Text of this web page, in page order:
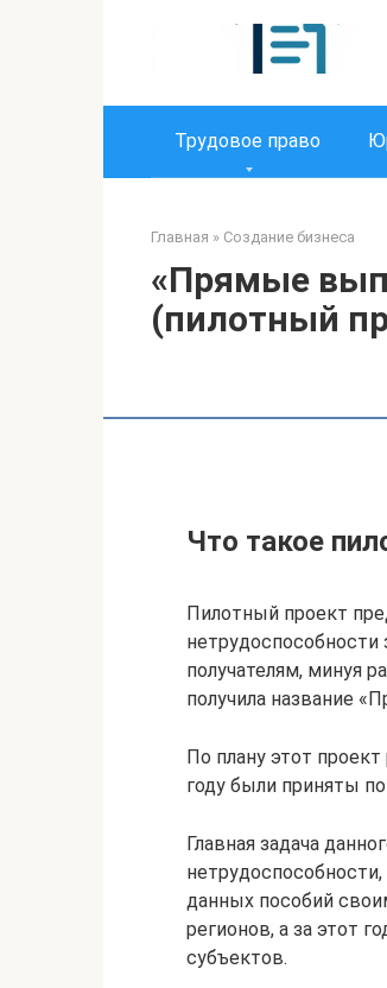
Трудовое право
Главная » Создание бизнеса
«Прямые
(пилотный
Что такое
Пилотный проект
получателям, минуя
получила название
По плану этот
году были приняты
Главная задача
данных пособий
регионов, а за этот
субъектов.